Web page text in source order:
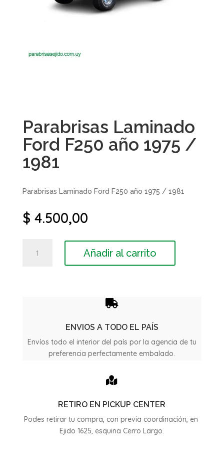
Parabrisas Laminado
Ford F250 año 1975 /
1981
Parabrisas Laminado Ford F250 año 1975 / 1981
$ 4.500,00
Laminado
cantidad
Añadir al carrito

ENVIOS A TODO EL PAÍS
Envíos todo el interior del país por la agencia de tu
preferencia perfectamente embalado.

RETIRO EN PICKUP CENTER
Podes retirar tu compra, con previa coordinación, en
Ejido 1625, esquina Cerro Largo.